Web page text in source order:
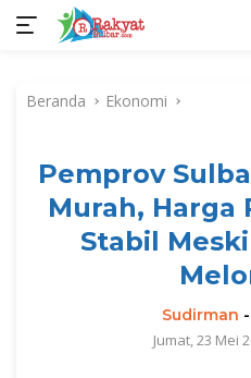
kontenBeranda Ekonomi
Pemprov
Murah, Harga
Stabil
Sudirman -
Jumat, 23 Mei